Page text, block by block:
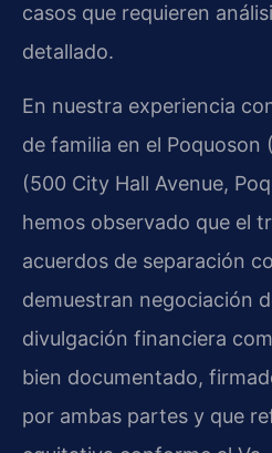
casos que requieren
detallado.
En nuestra experiencia
de familia en el
(500 City Hall Avenue,
hemos observado que el
acuerdos de separación
demuestran negociación
divulgación financiera
bien documentado,
por ambas partes y que